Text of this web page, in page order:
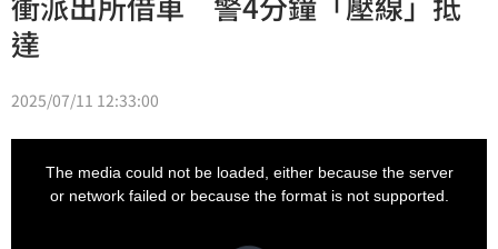
達
2025/07/11 12:33:00
The media could not be loaded, either because the server
or network failed or because the format is not supported.